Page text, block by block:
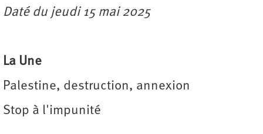
Daté du jeudi 15 mai 2025
La Une
Palestine, destruction, annexion
Stop à l'impunité